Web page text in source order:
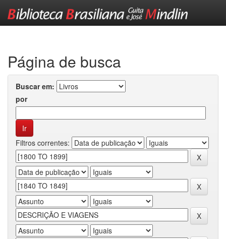
Página de busca
Buscar em:
por
Filtros correntes: